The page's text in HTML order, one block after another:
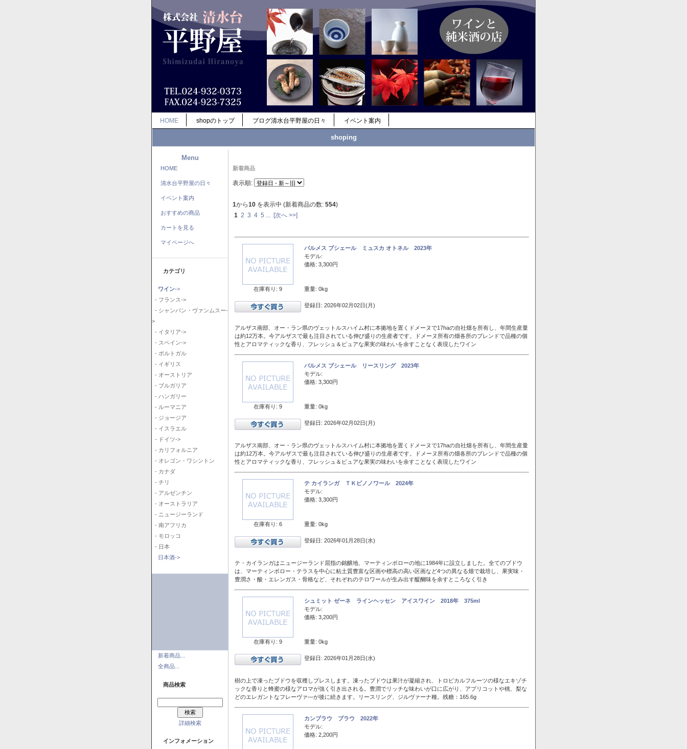
HOME shopのトップ ブログ清水台平野屋の日々 イベント案内
shoping
Menu
HOME
清水台平野屋の日々
イベント案内
おすすめの商品
カートを見る
マイページへ
カテゴリ
ワイン->
- フランス->
- シャンパン・ヴァンムスー-
>
- イタリア->
- スペイン->
- ポルトガル
- イギリス
- オーストリア
- ブルガリア
- ハンガリー
- ルーマニア
- ジョージア
- イスラエル
- ドイツ->
- カリフォルニア
- オレゴン・ワシントン
- カナダ
- チリ
- アルゼンチン
- オーストラリア
- ニュージーランド
- 南アフリカ
- モロッコ
- 日本
日本酒->
新着商品...
全商品...
商品検索
詳細検索
インフォメーション
新着商品
表示順:
1から10 を表示中 (新着商品の数: 554)
1 2 3 4 5 [次へ >>]
在庫有り: 9
バルメス ブシェール ミュスカ オトネル 2023年
モデル:
価格: 3,300円
重量: 0kg
登録日: 2026年02月02日(月)
アルザス南部、オー・ラン県のヴェットルスハイム村に本拠地を置くドメーヌで17haの自社畑を所有し、年間生産量
は約12万本。今アルザスで最も注目されている伸び盛りの生産者です。ドメーヌ所有の畑各所のブレンドで品種の個
性とアロマティックな香り、フレッシュ＆ピュアな果実の味わいを余すことなく表現したワイン
在庫有り: 9
バルメス ブシェール リースリング 2023年
モデル:
価格: 3,300円
重量: 0kg
登録日: 2026年02月02日(月)
アルザス南部、オー・ラン県のヴェットルスハイム村に本拠地を置くドメーヌで17haの自社畑を所有し、年間生産量
は約12万本。今アルザスで最も注目されている伸び盛りの生産者です。ドメーヌ所有の畑各所のブレンドで品種の個
性とアロマティックな香り、フレッシュ＆ピュアな果実の味わいを余すことなく表現したワイン
在庫有り: 6
テ カイランガ ＴＫピノノワール 2024年
モデル:
価格: 3,300円
重量: 0kg
登録日: 2026年01月28日(水)
テ・カイランガはニュージーランド屈指の銘醸地、マーティンボローの地に1984年に設立しました。全てのブドウ
は、マーティンボロー・テラスを中心に粘土質豊富な区画や標高の高い区画など4つの異なる畑で栽培し、果実味・
豊潤さ・酸・エレンガス・骨格など、それぞれのテロワールが生み出す醍醐味を余すところなく引き
在庫有り: 9
シュミット ゼーネ ラインヘッセン アイスワイン 2018年 375ml
モデル:
価格: 3,200円
重量: 0kg
登録日: 2026年01月28日(水)
樹の上で凍ったブドウを収穫しプレスします。凍ったブドウは果汁が凝縮され、トロピカルフルーツの様なエキゾチ
ックな香りと蜂蜜の様なアロマが強く引き出される。豊潤でリッチな味わいが口に広がり、アプリコットや桃、梨な
どのエレガントなフレーヴァ―が後に続きます。リースリング、ジルヴァーナ種。残糖：165.6g
カンブラウ ブラウ 2022年
モデル:
価格: 2,200円